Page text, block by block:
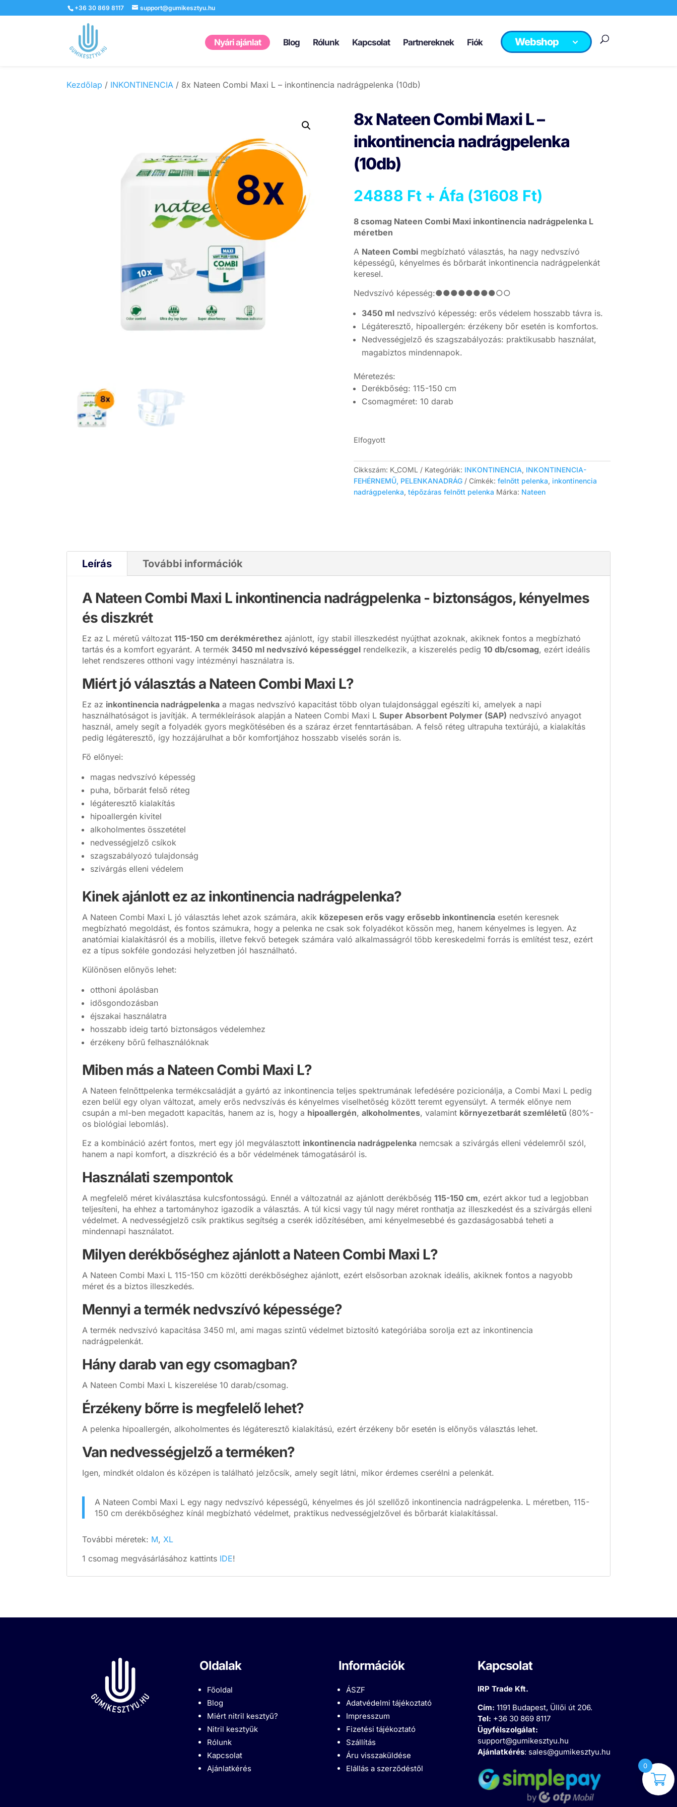
+36 30 869 8117 support@gumikesztyu.hu
Nyári ajánlat Blog Rólunk Kapcsolat Partnereknek Fiók Webshop
Kezdőlap / INKONTINENCIA / 8x Nateen Combi Maxi L – inkontinencia nadrágpelenka (10db)
8x Nateen Combi Maxi L –
inkontinencia nadrágpelenka
(10db)
24888 Ft + Áfa (31608 Ft)
8 csomag Nateen Combi Maxi inkontinencia nadrágpelenka L
méretben
A Nateen Combimegbízható választás, ha nagy nedvszívó
képességű, kényelmes és bőrbarát inkontinencia nadrágpelenkát
keresel.
Nedvszívó képesség:●●●●●●●●○○
3450 mlnedvszívó képesség: erős védelem hosszabb távra is.
Légáteresztő, hipoallergén: érzékeny bőr esetén is komfortos.
Nedvességjelző és szagszabályozás: praktikusabb használat,
magabiztos mindennapok.
Méretezés:
Derékbőség: 115-150 cm
Csomagméret: 10 darab
Elfogyott
Cikkszám: K_COML Kategóriák: INKONTINENCIA, INKONTINENCIA-
FEHÉRNEMŰ, PELENKANADRÁG
Címkék: felnőtt pelenka, inkontinencia
nadrágpelenka, tépőzáras felnőtt pelenka Márka: Nateen
Leírás További információk
A Nateen Combi Maxi L inkontinencia nadrágpelenka - biztonságos, kényelmes
és diszkrét
Ez az L méretű változat 115-150 cm derékmérethez ajánlott, így stabil illeszkedést nyújthat azoknak, akiknek fontos a megbízható
tartás és a komfort egyaránt. A termék 3450 ml nedvszívó képességgel rendelkezik, a kiszerelés pedig 10 db/csomag, ezért ideális
lehet rendszeres otthoni vagy intézményi használatra is.
Miért jó választás a Nateen Combi Maxi L?
Ez az inkontinencia nadrágpelenka a magas nedvszívó kapacitást több olyan tulajdonsággal egészíti ki, amelyek a napi
használhatóságot is javítják. A termékleírások alapján a Nateen Combi Maxi L Super Absorbent Polymer (SAP) nedvszívó anyagot
használ, amely segít a folyadék gyors megkötésében és a száraz érzet fenntartásában. A felső réteg ultrapuha textúrájú, a kialakítás
pedig légáteresztő, így hozzájárulhat a bőr komfortjához hosszabb viselés során is.
Fő előnyei:
magas nedvszívó képesség
puha, bőrbarát felső réteg
légáteresztő kialakítás
hipoallergén kivitel
alkoholmentes összetétel
nedvességjelző csíkok
szagszabályozó tulajdonság
szivárgás elleni védelem
Kinek ajánlott ez az inkontinencia nadrágpelenka?
A Nateen Combi Maxi L jó választás lehet azok számára, akik közepesen erős vagy erősebb inkontinencia esetén keresnek
megbízható megoldást, és fontos számukra, hogy a pelenka ne csak sok folyadékot kössön meg, hanem kényelmes is legyen. Az
anatómiai kialakításról és a mobilis, illetve fekvő betegek számára való alkalmasságról több kereskedelmi forrás is említést tesz, ezért
ez a típus sokféle gondozási helyzetben jól használható.
Különösen előnyös lehet:
otthoni ápolásban
idősgondozásban
éjszakai használatra
hosszabb ideig tartó biztonságos védelemhez
érzékeny bőrű felhasználóknak
Miben más a Nateen Combi Maxi L?
A Nateen felnőttpelenka termékcsaládját a gyártó az inkontinencia teljes spektrumának lefedésére pozicionálja, a Combi Maxi L pedig
ezen belül egy olyan változat, amely erős nedvszívás és kényelmes viselhetőség között teremt egyensúlyt. A termék előnye nem
csupán a ml-ben megadott kapacitás, hanem az is, hogy a hipoallergén, alkoholmentes, valamint környezetbarát szemléletű (80%-
os biológiai lebomlás).
Ez a kombináció azért fontos, mert egy jól megválasztott inkontinencia nadrágpelenka nemcsak a szivárgás elleni védelemről szól,
hanem a napi komfort, a diszkréció és a bőr védelmének támogatásáról is.
Használati szempontok
A megfelelő méret kiválasztása kulcsfontosságú. Ennél a változatnál az ajánlott derékbőség 115-150 cm, ezért akkor tud a legjobban
teljesíteni, ha ehhez a tartományhoz igazodik a választás. A túl kicsi vagy túl nagy méret ronthatja az illeszkedést és a szivárgás elleni
védelmet. A nedvességjelző csík praktikus segítség a cserék időzítésében, ami kényelmesebbé és gazdaságosabbá teheti a
mindennapi használatot.
Milyen derékbőséghez ajánlott a Nateen Combi Maxi L?
A Nateen Combi Maxi L 115-150 cm közötti derékbőséghez ajánlott, ezért elsősorban azoknak ideális, akiknek fontos a nagyobb
méret és a biztos illeszkedés.
Mennyi a termék nedvszívó képessége?
A termék nedvszívó kapacitása 3450 ml, ami magas szintű védelmet biztosító kategóriába sorolja ezt az inkontinencia
nadrágpelenkát.
Hány darab van egy csomagban?
A Nateen Combi Maxi L kiszerelése 10 darab/csomag.
Érzékeny bőrre is megfelelő lehet?
A pelenka hipoallergén, alkoholmentes és légáteresztő kialakítású, ezért érzékeny bőr esetén is előnyös választás lehet.
Van nedvességjelző a terméken?
Igen, mindkét oldalon és középen is található jelzőcsík, amely segít látni, mikor érdemes cserélni a pelenkát.
A Nateen Combi Maxi L egy nagy nedvszívó képességű, kényelmes és jól szellőző inkontinencia nadrágpelenka. L méretben, 115-
150 cm derékbőséghez kínál megbízható védelmet, praktikus nedvességjelzővel és bőrbarát kialakítással.
További méretek: M, XL
1 csomag megvásárlásához kattints IDE!
Oldalak
Főoldal
Blog
Miért nitril kesztyű?
Nitril kesztyűk
Rólunk
Kapcsolat
Ajánlatkérés
Információk
ÁSZF
Adatvédelmi tájékoztató
Impresszum
Fizetési tájékoztató
Szállítás
Áru visszaküldése
Elállás a szerződéstől
Kapcsolat
IRP Trade Kft.
Cím: 1191 Budapest, Üllői út 206.
Tel: +36 30 869 8117
Ügyfélszolgálat:
support@gumikesztyu.hu
Ajánlatkérés: sales@gumikesztyu.hu
0